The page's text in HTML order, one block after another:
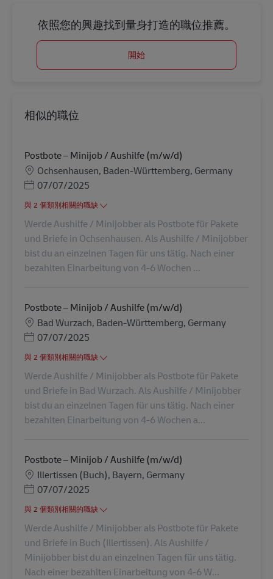
依照您的興趣找到量身打造的職位推薦。
開始
相似的職位
Postbote – Minijob / Aushilfe (m/w/d)
地點Ochsenhausen, Baden-Württemberg, Germany
Posted Date
07/07/2025
與 2 個類別相關的職缺
Werde Aushilfe / Minijobber als Postbote für Pakete
und Briefe in Ochsenhausen. Als Aushilfe / Minijobber
bist du an einzelnen Tagen für uns tätig. Nach einer
bezahlten Einarbeitung von 4-6 Wochen ...
Postbote – Minijob / Aushilfe (m/w/d)
地點Bad Wurzach, Baden-Württemberg, Germany
Posted Date
07/07/2025
與 2 個類別相關的職缺
Werde Aushilfe / Minijobber als Postbote für Pakete
und Briefe in Bad Wurzach. Als Aushilfe / Minijobber
bist du an einzelnen Tagen für uns tätig. Nach einer
bezahlten Einarbeitung von 4-6 Wochen a...
Postbote – Minijob / Aushilfe (m/w/d)
地點Illertissen (Buch), Bayern, Germany
Posted Date
07/07/2025
與 2 個類別相關的職缺
Werde Aushilfe / Minijobber als Postbote für Pakete
und Briefe in Buch (Illertissen). Als Aushilfe /
Minijobber bist du an einzelnen Tagen für uns tätig.
Nach einer bezahlten Einarbeitung von 4-6 W...